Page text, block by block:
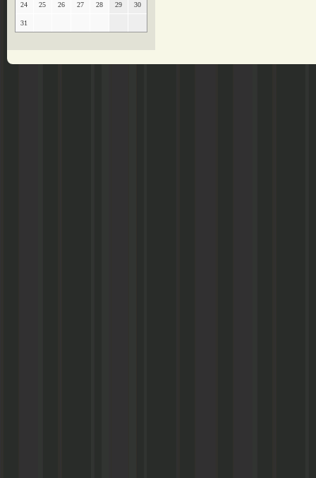
24 25 26 27 28 29 30
31